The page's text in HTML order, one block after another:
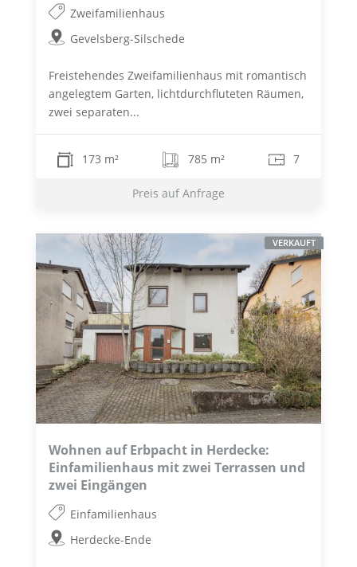
Zweifamilienhaus
Gevelsberg-Silschede
Freistehendes Zweifamilienhaus mit romantisch
angelegtem Garten, lichtdurchfluteten Räumen,
zwei separaten...
173 m² 785 m² 7
Preis auf Anfrage
Wohnen auf Erbpacht in Herdecke:
Einfamilienhaus mit zwei Terrassen und
zwei Eingängen
Einfamilienhaus
Herdecke-Ende
VERKAUFT